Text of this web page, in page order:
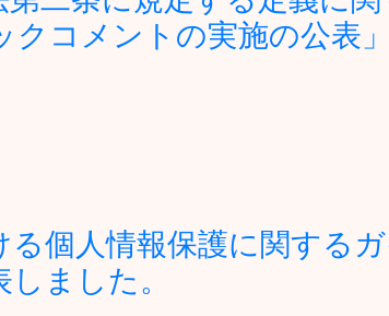
クコメントの実施の公表
個人情報保護に関する
ました。